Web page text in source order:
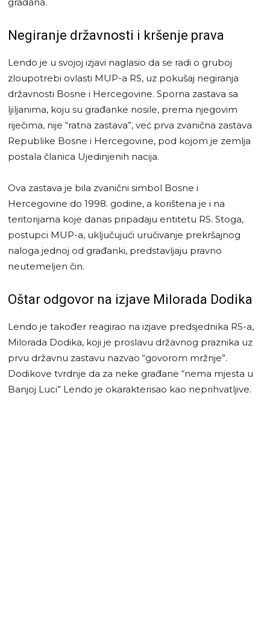
Negiranje državnosti i kršenje prava
Lendo je u svojoj izjavi naglasio da se radi o gruboj
zloupotrebi ovlasti MUP-a RS, uz pokušaj negiranja
državnosti Bosne i Hercegovine. Sporna zastava sa
ljiljanima, koju su građanke nosile, prema njegovim
riječima, nije “ratna zastava”, već prva zvanična zastava
Republike Bosne i Hercegovine, pod kojom je zemlja
postala članica Ujedinjenih nacija.
Ova zastava je bila zvanični simbol Bosne i
Hercegovine do 1998. godine, a korištena je i na
teritorijama koje danas pripadaju entitetu RS. Stoga,
postupci MUP-a, uključujući uručivanje prekršajnog
naloga jednoj od građanki, predstavljaju pravno
neutemeljen čin.
Oštar odgovor na izjave Milorada Dodika
Lendo je također reagirao na izjave predsjednika RS-a,
Milorada Dodika, koji je proslavu državnog praznika uz
prvu državnu zastavu nazvao “govorom mržnje”.
Dodikove tvrdnje da za neke građane “nema mjesta u
Banjoj Luci” Lendo je okarakterisao kao neprihvatljive.